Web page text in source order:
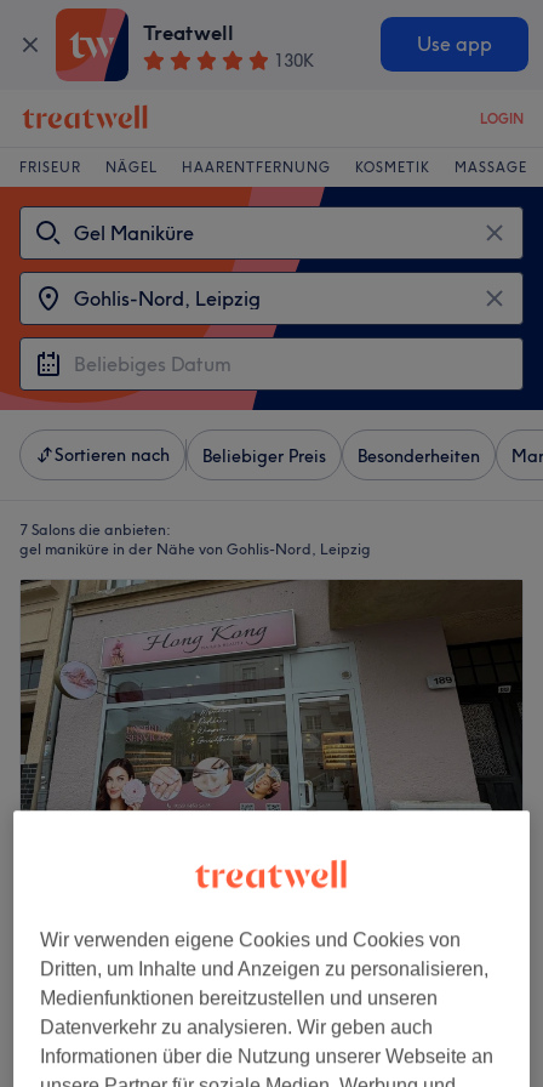
Treatwell
130K
Use app
LOGIN
FRISEUR NÄGEL HAARENTFERNUNG KOSMETIK MASSAGE
Sortieren nach Beliebiger Preis Besonderheiten
7 Salons die anbieten:
gel maniküre in der Nähe von Gohlis-Nord, Leipzig
Hong Kong Nails
4,6
40 Bewertungen
Möckern, Leipzig
Auf Karte anzeigen
Maniküre
20 Min. - 50 Min.
Schnellansicht Saloninfos
Wir verwenden eigene Cookies und Cookies von
Dritten, um Inhalte und Anzeigen zu personalisieren,
Medienfunktionen bereitzustellen und unseren
Datenverkehr zu analysieren. Wir geben auch
Informationen über die Nutzung unserer Webseite an